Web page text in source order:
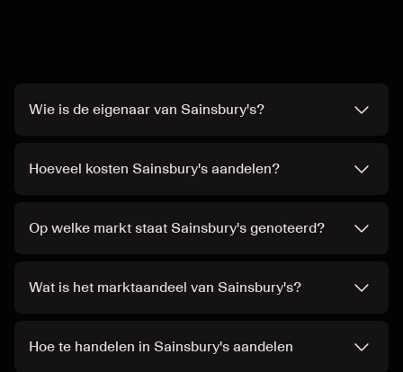
Wie is de eigenaar van Sainsbury's?
Hoeveel kosten Sainsbury's aandelen?
Op welke markt staat Sainsbury's genoteerd?
Wat is het marktaandeel van Sainsbury's?
Hoe te handelen in Sainsbury's aandelen